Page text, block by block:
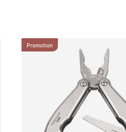
Promotion